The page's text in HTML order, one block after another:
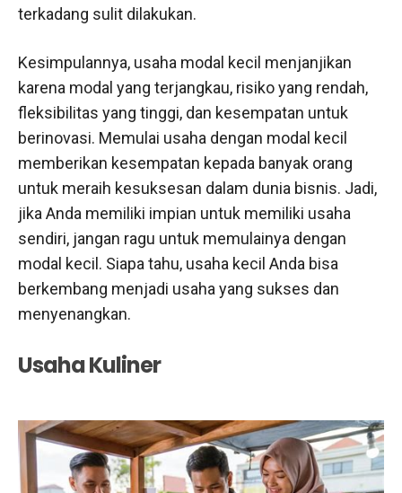
terkadang sulit dilakukan.
Kesimpulannya, usaha modal kecil menjanjikan
karena modal yang terjangkau, risiko yang rendah,
fleksibilitas yang tinggi, dan kesempatan untuk
berinovasi. Memulai usaha dengan modal kecil
memberikan kesempatan kepada banyak orang
untuk meraih kesuksesan dalam dunia bisnis. Jadi,
jika Anda memiliki impian untuk memiliki usaha
sendiri, jangan ragu untuk memulainya dengan
modal kecil. Siapa tahu, usaha kecil Anda bisa
berkembang menjadi usaha yang sukses dan
menyenangkan.
Usaha Kuliner